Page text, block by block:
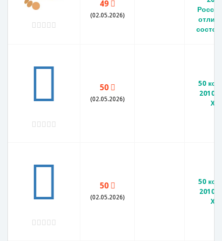
49
(02.05.2026)
50
(02.05.2026)
50
2010
XF
50
(02.05.2026)
50
2010
XF